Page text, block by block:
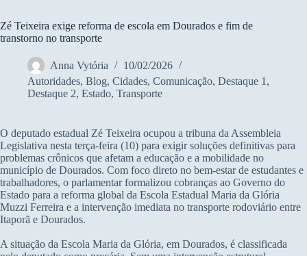
Zé Teixeira exige reforma de escola em Dourados e fim de
transtorno no transporte
Anna Vytória
10/02/2026
Autoridades, Blog, Cidades, Comunicação, Destaque 1 ,
Destaque 2, Estado, Transporte
O deputado estadual Zé Teixeira ocupou a tribuna da Assembleia
Legislativa nesta terça-feira (10) para exigir soluções definitivas para
problemas crônicos que afetam a educação e a mobilidade no
município de Dourados. Com foco direto no bem-estar de estudantes e
trabalhadores, o parlamentar formalizou cobranças ao Governo do
Estado para a reforma global da Escola Estadual Maria da Glória
Muzzi Ferreira e a intervenção imediata no transporte rodoviário entre
Itaporã e Dourados.
A situação da Escola Maria da Glória, em Dourados, é classificada